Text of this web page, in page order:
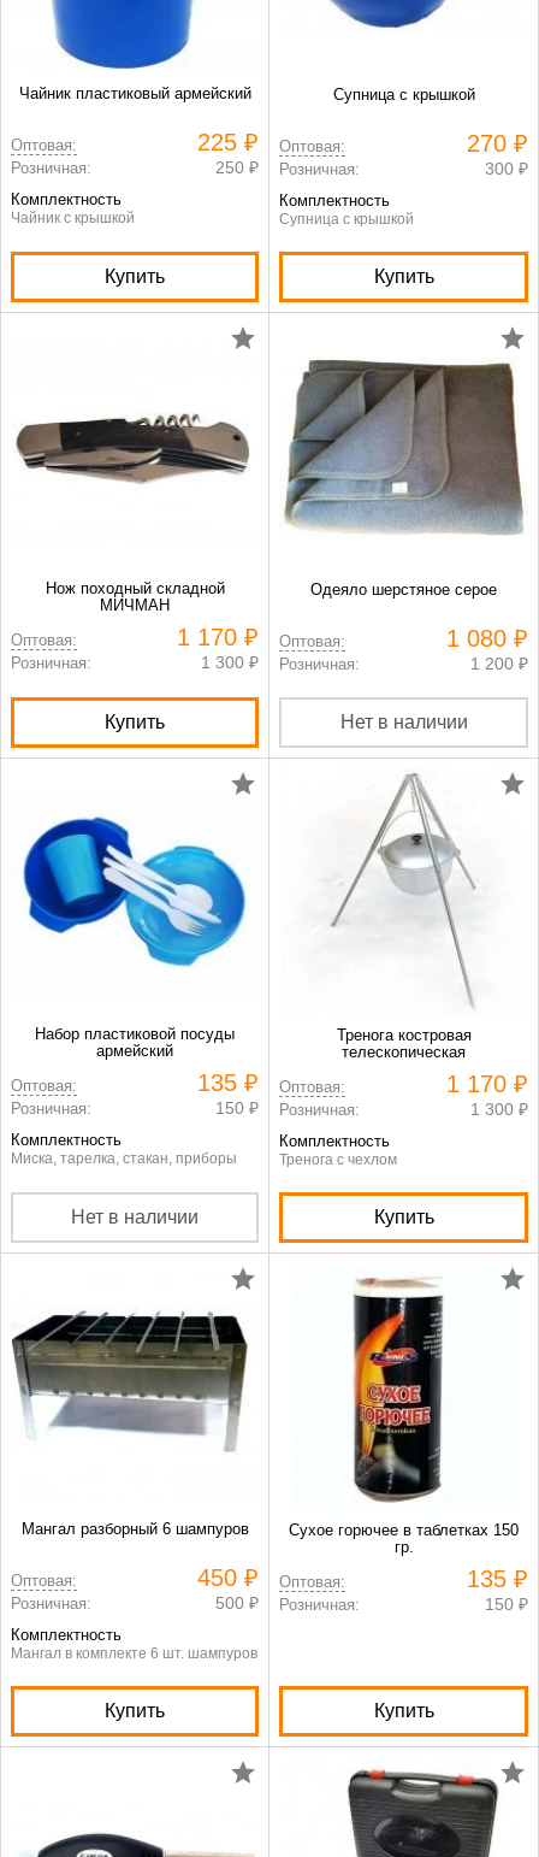
Чайник пластиковый армейский
Оптовая: 225 ₽
Розничная: 250 ₽
Комплектность
Чайник с крышкой
Купить
Супница с крышкой
Оптовая: 270 ₽
Розничная: 300 ₽
Комплектность
Супница с крышкой
Купить
Нож походный складной
МИЧМАН
Оптовая:
1 170 ₽
Розничная: 1 300 ₽
Купить
Одеяло шерстяное серое
Оптовая: 1 080 ₽
Розничная: 1 200 ₽
Нет в наличии
Набор пластиковой посуды
армейский
Оптовая:
135 ₽
Розничная: 150 ₽
Комплектность
Миска, тарелка, стакан, приборы
Нет в наличии
Тренога костровая
телескопическая
Оптовая:
1 170 ₽
Розничная: 1 300 ₽
Комплектность
Тренога с чехлом
Купить
Мангал разборный 6 шампуров
Оптовая: 450 ₽
Розничная: 500 ₽
Комплектность
Мангал в комплекте 6 шт. шампуров
Купить
Сухое горючее в таблетках 150
гр.
Оптовая:
135 ₽
Розничная: 150 ₽
Купить